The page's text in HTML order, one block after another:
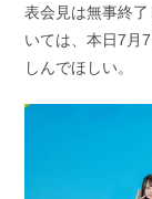
表会見は無事終
いては、本日7月
しんでほしい。